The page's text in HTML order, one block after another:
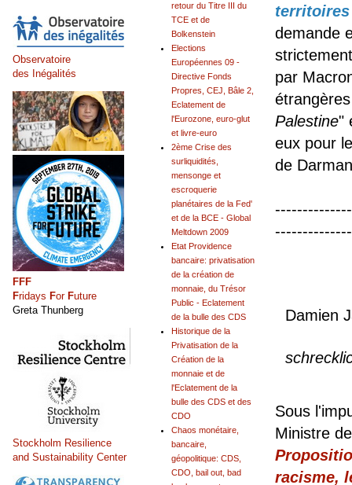
demande
par
Palestine"
eux pour
de
Damien
Sous
Ministre
racisme,
retour du Titre III du
TCE et de
Bolkenstein
Elections
Européennes 09 -
Directive Fonds
Propres, CEJ, Bâle 2,
Eclatement de
l'Eurozone, euro-glut
et livre-euro
2ème Crise des
surliquidités,
mensonge et
escroquerie
planétaires de la Fed'
et de la BCE - Global
Meltdown 2009
Etat Providence
bancaire: privatisation
de la création de
monnaie, du Trésor
Public - Eclatement
de la bulle des CDS
Historique de la
Privatisation de la
Création de la
monnaie et de
l'Eclatement de la
bulle des CDS et des
CDO
Chaos monétaire,
bancaire,
géopolitique: CDS,
CDO, bail out, bad
Observatoire
des Inégalités
FFF
Fridays For Future
Greta Thunberg
Stockholm Resilience
and Sustainability Center